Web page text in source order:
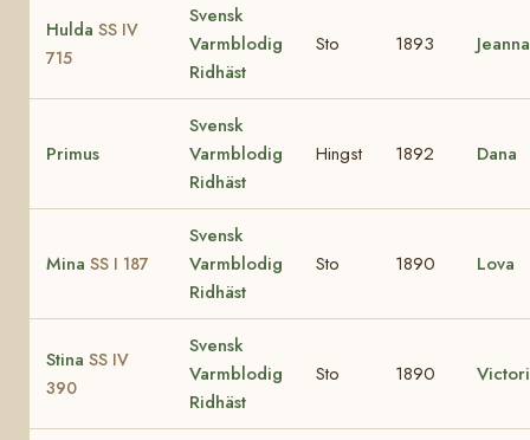
Hulda SS IV
715
Svensk
Varmblodig
Ridhäst
Sto 1893
Primus
Svensk
Varmblodig
Ridhäst
Hingst 1892 Dana
Mina SS I 187
Svensk
Varmblodig
Ridhäst
Sto 1890 Lova
Stina SS IV
390
Svensk
Varmblodig
Ridhäst
Sto 1890